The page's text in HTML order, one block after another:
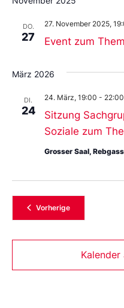
DO.
27 Event zum
27. November 2025,
März 2026
DI.
24
Sitzung
Soziale zum
24. März, 19:00 - 22:00
Grosser Saal,
VorherigeVeranstaltungen